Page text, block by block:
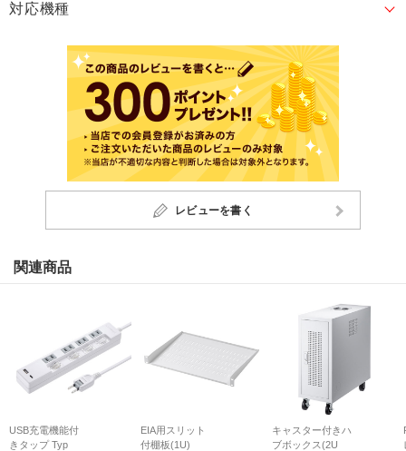
対応機種
レビューを書く
関連商品
USB充電機能付
きタップ Typ
EIA用スリット
付棚板(1U)
キャスター付きハ
ブボックス(2U